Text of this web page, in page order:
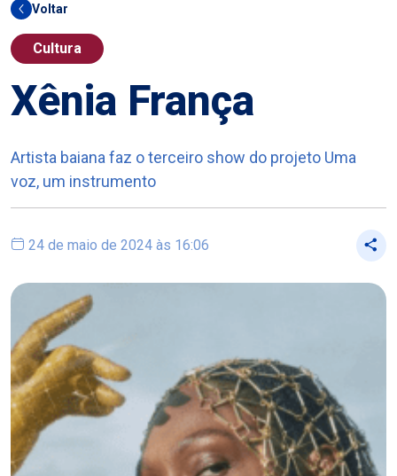
Voltar
Cultura
Xênia França
Artista baiana faz o terceiro show do projeto Uma
voz, um instrumento
24 de maio de 2024 às 16:06